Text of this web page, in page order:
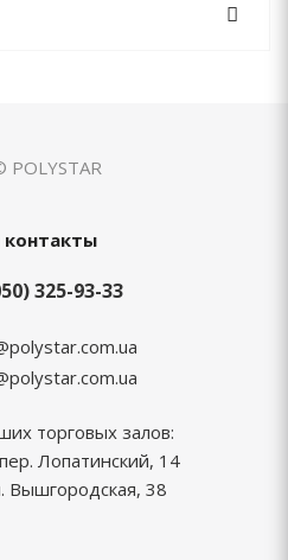
POLYSTAR
325-93-33
торговых залов:
Лопатинский, 14
Вышгородская, 38